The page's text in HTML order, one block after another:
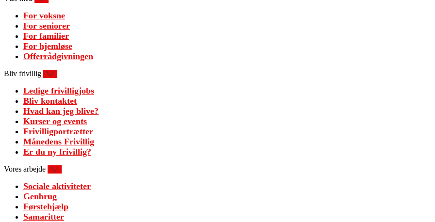
For voksne
For seniorer
For familier
For hjemløse
Offerrådgivningen
Bliv frivillig
Ledige frivilligjobs
Bliv kontaktet
Hvad kan jeg blive?
Kurser og events
Frivilligportrætter
Månedens Frivillig
Er du ny frivillig?
Vores arbejde
Sociale aktiviteter
Genbrug
Førstehjælp
Samaritter